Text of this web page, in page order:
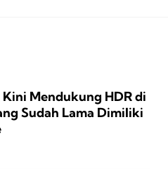
Mendukung HDR di
Sudah Lama Dimiliki